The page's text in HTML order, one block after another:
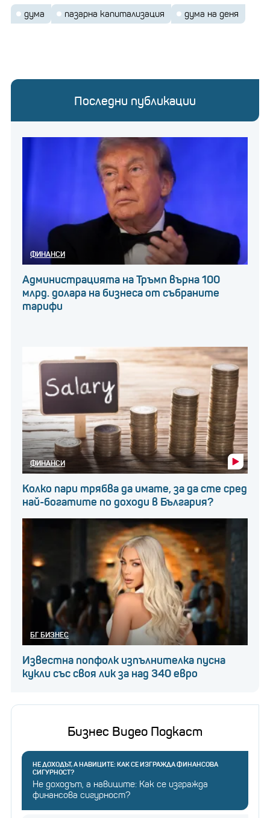
дума пазарна капитализация дума на деня
Последни публикации
ФИНАНСИ
Администрацията на Тръмп върна 100
млрд. долара на бизнеса от събраните
тарифи
ФИНАНСИ
Колко пари трябва да имате, за да сте сред
най-богатите по доходи в България?
БГ БИЗНЕС
Известна попфолк изпълнителка пусна
кукли със своя лик за над 340 евро
Бизнес Видео Подкаст
НЕ ДОХОДЪТ, А НАВИЦИТЕ: КАК СЕ ИЗГРАЖДА ФИНАНСОВА
СИГУРНОСТ?
Не доходът, а навиците: Как се изгражда
финансова сигурност?